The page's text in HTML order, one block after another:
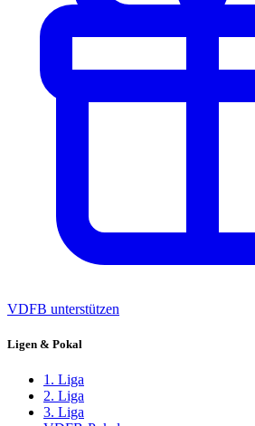
VDFB unterstützen
Ligen & Pokal
1. Liga
2. Liga
3. Liga